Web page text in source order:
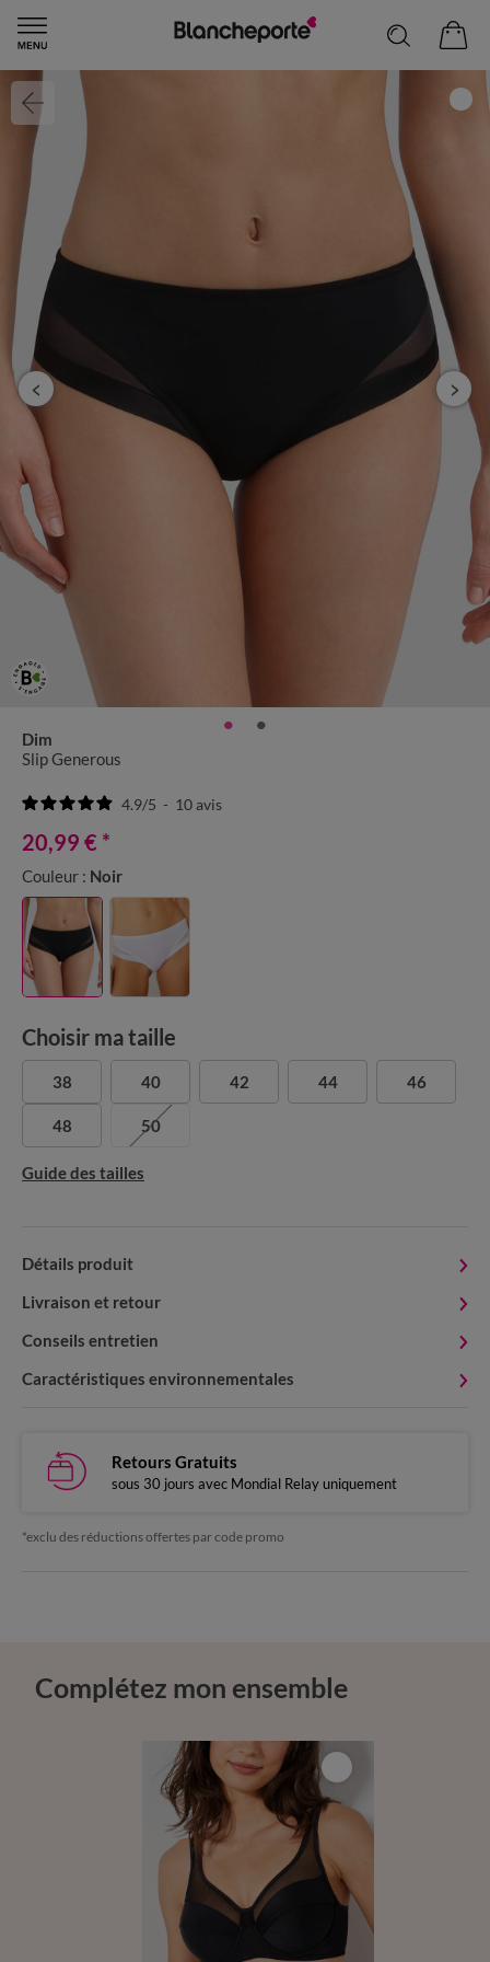
Dim
Slip Generous
4.9/5 - 10avis
20,99 € *
Couleur : Noir
Choisir ma taille
38 40 42 44 46
48 50
Guide des tailles
Détails produit
Livraison et retour
Conseils entretien
Caractéristiques environnementales
Retours Gratuits
sous 30 jours avec Mondial Relay uniquement
*exclu des réductions offertes par code promo
Complétez mon ensemble